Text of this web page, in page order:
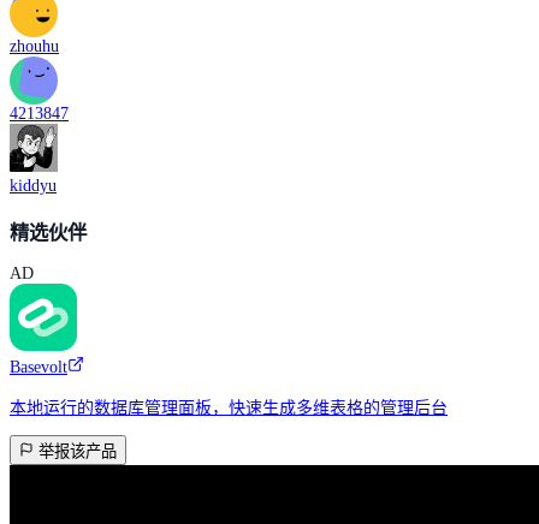
zhouhu
4213847
kiddyu
精选伙伴
AD
Basevolt
本地运行的数据库管理面板，快速生成多维表格的管理后台
举报该产品